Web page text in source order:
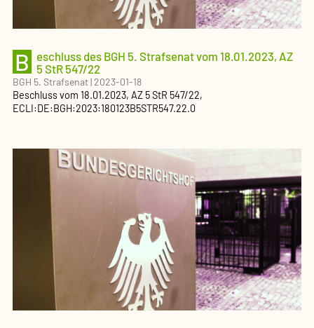
B
eschluss des BGH 5. Strafsenat vom 18.01.2023, AZ
5 StR 547/22
BGH 5. Strafsenat|2023-01-18
Beschlussvom 18.01.2023, AZ 5 StR 547/22,
ECLI:DE:BGH:2023:180123B5STR547.22.0